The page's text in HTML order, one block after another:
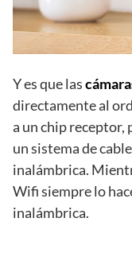
Y es que las
directamente al
a un chip receptor,
un sistema de
inalámbrica.
Wifi siempre lo
inalámbrica.